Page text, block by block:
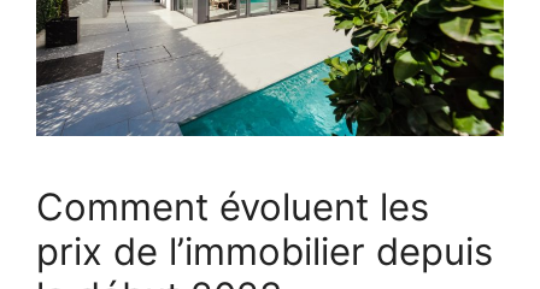
Comment évoluent les
prix de l’immobilier depuis